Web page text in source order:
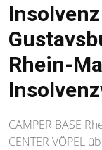
Rhein-
CAMPER BASE
CENTER VÖPEL